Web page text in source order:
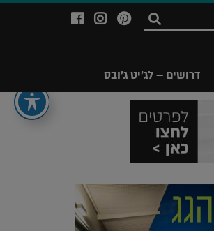
דרושים – לג'יט ג'ובס
חפש
לעמוד
של
לעמוד
לג'יט
Legit